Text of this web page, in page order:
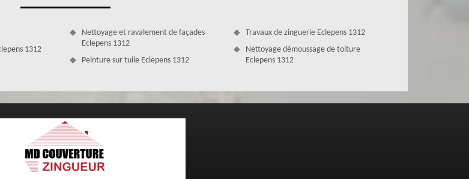
de gouttière MD Couverture
1312
Nettoyage et ravalement de façades
Eclepens 1312
Peinture sur tuile Eclepens 1312
Travaux de zinguerie Eclepens 1312
Nettoyage démoussage de toiture
Eclepens 1312